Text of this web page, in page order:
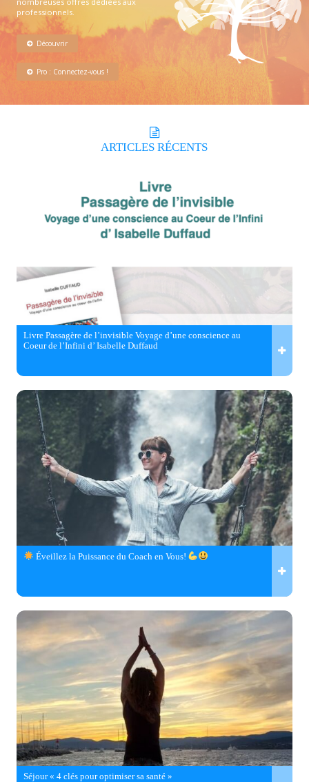
professionnels.
Découvrir
Pro : Connectez-vous !
ARTICLES RÉCENTS
Livre Passagère de l’invisible Voyage d’une conscience au
Coeur de l’Infini d’ Isabelle Duffaud
Éveillez la Puissance du Coach en Vous!
Séjour « 4 clés pour optimiser sa santé »